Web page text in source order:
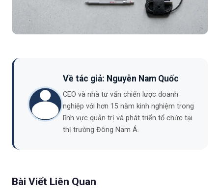
Về tác giả: Nguyễn Nam Quốc
CEO và nhà tư vấn chiến lược doanh
nghiệp với hơn 15 năm kinh nghiệm trong
lĩnh vực quản trị và phát triển tổ chức tại
thị trường Đông Nam Á.
Bài Viết Liên Quan